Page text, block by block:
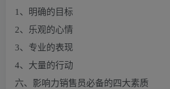
1、明确的目标
2、乐观的心情
3、专业的表现
4、大量的行动
六、影响力销售员必备的四大素质